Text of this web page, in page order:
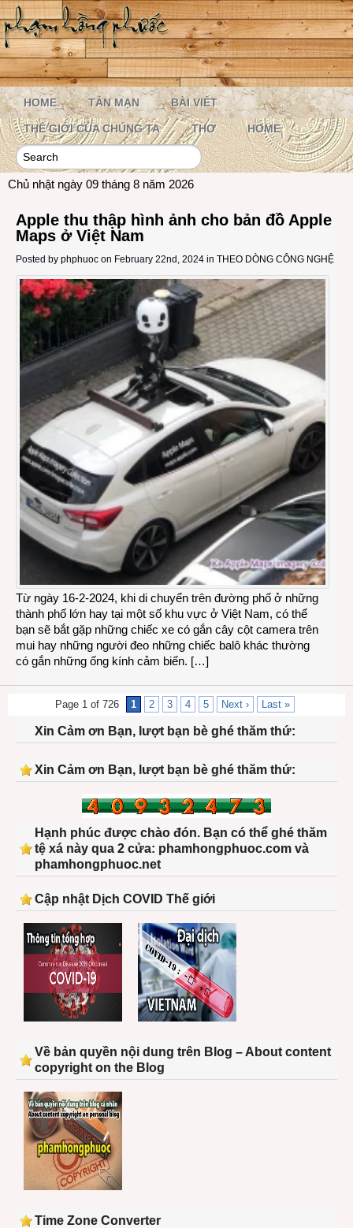
HOME TẢN MẠN BÀI VIẾT
THẾ GIỚI CỦA CHÚNG TA THƠ HOME
Chủ nhật ngày 09 tháng 8 năm 2026
Apple thu thập hình ảnh cho bản đồ Apple
Maps ở Việt Nam
Posted by phphuoc on February 22nd, 2024 in THEO DÒNG CÔNG NGHỆ
Từ ngày 16-2-2024, khi di chuyển trên đường phố ở những
thành phố lớn hay tại một số khu vực ở Việt Nam, có thể
bạn sẽ bắt gặp những chiếc xe có gắn cây cột camera trên
mui hay những người đeo những chiếc balô khác thường
có gắn những ống kính cảm biến. […]
Page 1 of 726 1 2 3 4 5 Next › Last »
Xin Cảm ơn Bạn, lượt bạn bè ghé thăm thứ:
Xin Cảm ơn Bạn, lượt bạn bè ghé thăm thứ:
Hạnh phúc được chào đón. Bạn có thể ghé thăm
tệ xá này qua 2 cửa: phamhongphuoc.com và
phamhongphuoc.net
Cập nhật Dịch COVID Thế giới
Về bản quyền nội dung trên Blog – About content
copyright on the Blog
Time Zone Converter